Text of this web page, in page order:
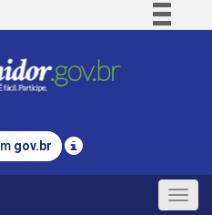
Comunica BR
Legislação
gov.br
Toggle